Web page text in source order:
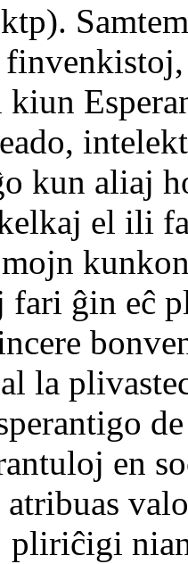
kun aliaj
el ili
fari ĝin eĉ
la
en